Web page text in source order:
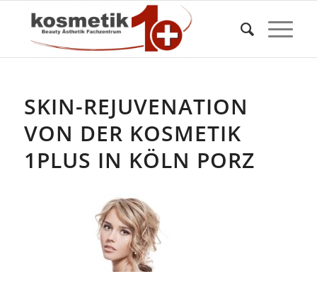
SKIN-REJUVENATION
VON DER KOSMETIK
1PLUS IN KÖLN PORZ